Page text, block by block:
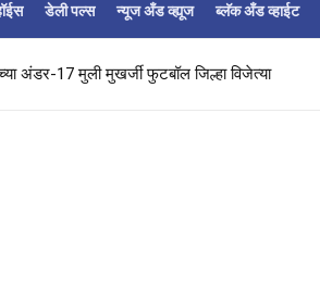
डेली पल्स न्यूज अँड व्ह्यूज ब्लॅक अँड व्हाईट
अंडर-17 मुली मुखर्जी फुटबॉल जिल्हा विजेत्या